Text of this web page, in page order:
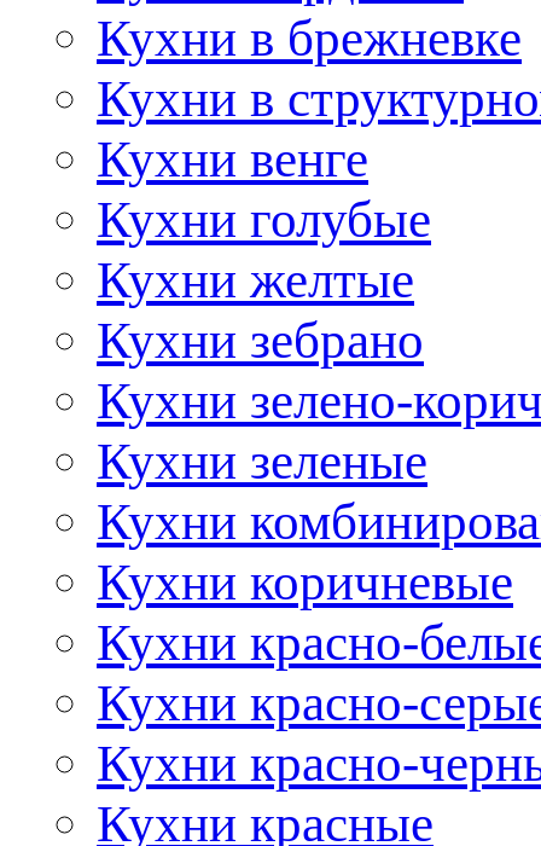
Кухни в брежневке
Кухни в
Кухни венге
Кухни голубые
Кухни желтые
Кухни зебрано
Кухни зелено-
Кухни зеленые
Кухни
Кухни коричневые
Кухни красно-
Кухни красно-
Кухни красно-
Кухни красные